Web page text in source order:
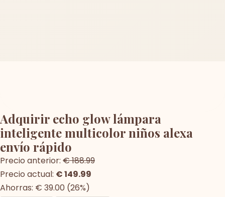
Adquirir echo glow lámpara
inteligente multicolor niños alexa
envío rápido
Precio anterior: € 188.99
Precio actual: € 149.99
Ahorras: € 39.00 (26%)